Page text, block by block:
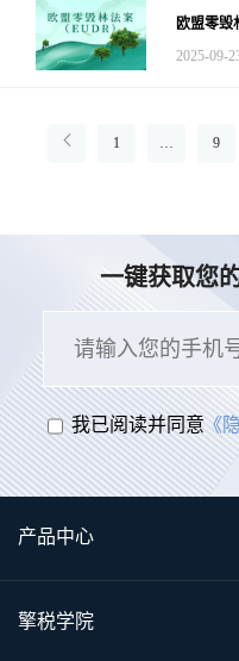
欧盟零毁
2025-09-
1 … 9
一键获取您
我已阅读并同意《
产品中心
擎税学院